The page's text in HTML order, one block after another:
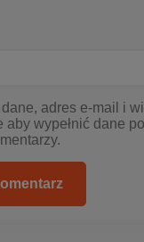
adres e-mail i
aby wypełnić dane